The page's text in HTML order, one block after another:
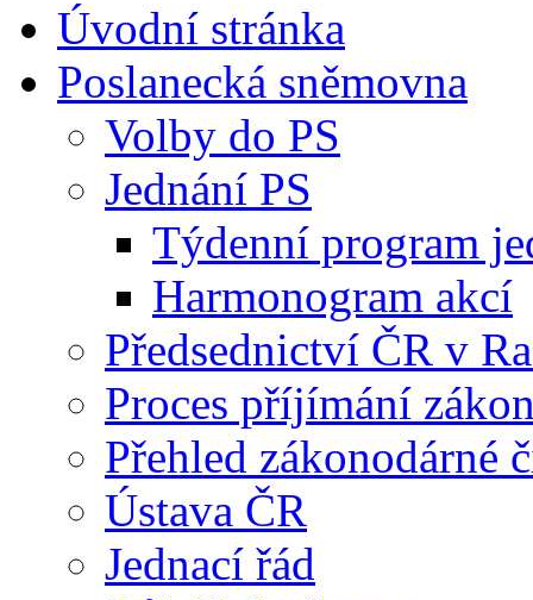
Úvodní stránka
Poslanecká sněmovna
Volby do PS
Jednání PS
Týdenní program
Harmonogram akcí
Předsednictví ČR v
Proces příjímání
Přehled zákonodárné
Ústava ČR
Jednací řád